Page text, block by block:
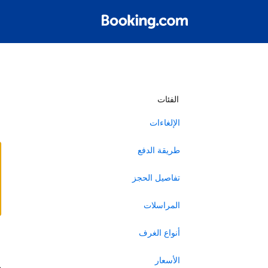
الفئات
الإلغاءات
طريقة الدفع
تفاصيل الحجز
المراسلات
أنواع الغرف
الأسعار